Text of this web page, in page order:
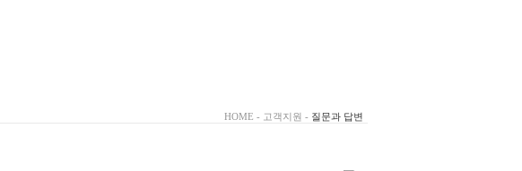
HOME - 고객지원 - 질문과 답변